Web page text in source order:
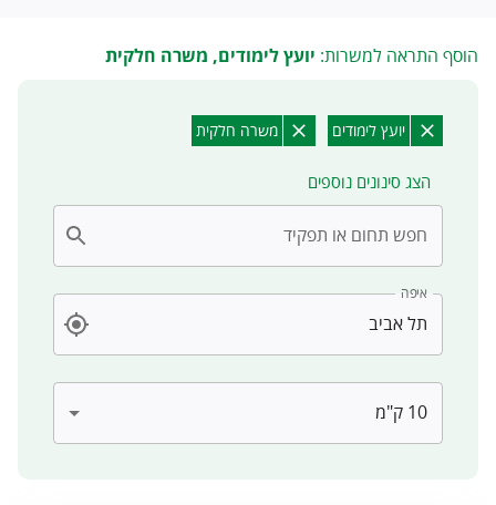
הוסף התראה למשרות: יועץ לימודים, משרה חלקית
יועץ לימודים משרה חלקית
הצג סינונים נוספים
חפש תחום או תפקיד
איפה